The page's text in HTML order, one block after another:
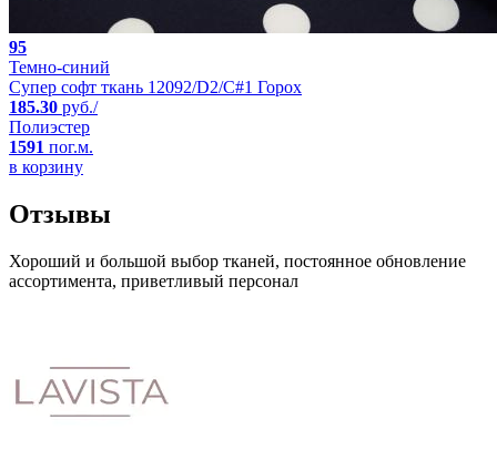
95
Темно-синий
Супер софт ткань 12092/D2/C#1 Горох
185.30 руб./
Полиэстер
1591 пог.м.
в корзину
Отзывы
Хороший и большой выбор тканей, постоянное обновление
ассортимента, приветливый персонал